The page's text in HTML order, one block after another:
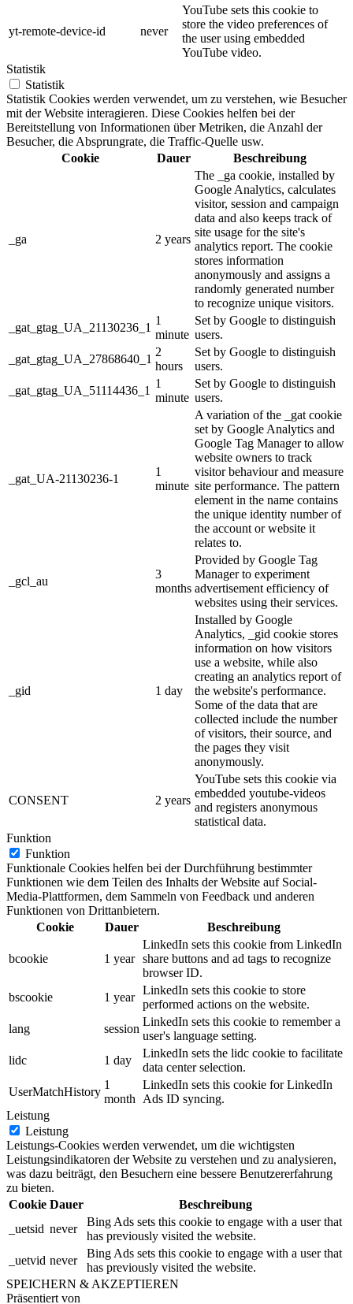
yt-remote-device-id never
YouTube sets this cookie to
store the video preferences of
the user using embedded
YouTube video.
Statistik
Statistik
Statistik Cookies werden verwendet, um zu verstehen, wie Besucher
mit der Website interagieren. Diese Cookies helfen bei der
Bereitstellung von Informationen über Metriken, die Anzahl der
Besucher, die Absprungrate, die Traffic-Quelle usw.
Cookie
Dauer Beschreibung
_ga 2 years
The _ga cookie, installed by
Google Analytics, calculates
visitor, session and campaign
data and also keeps track of
site usage for the site's
analytics report. The cookie
stores information
anonymously and assigns a
randomly generated number
to recognize unique visitors.
_gat_gtag_UA_21130236_1
1
minute
Set by Google to distinguish
users.
_gat_gtag_UA_27868640_1
2
hours
Set by Google to distinguish
users.
_gat_gtag_UA_51114436_1
1
minute
Set by Google to distinguish
users.
_gat_UA-21130236-1
1
minute
A variation of the _gat cookie
set by Google Analytics and
Google Tag Manager to allow
website owners to track
visitor behaviour and measure
site performance. The pattern
element in the name contains
the unique identity number of
the account or website it
relates to.
_gcl_au
3
months
Provided by Google Tag
Manager to experiment
advertisement efficiency of
websites using their services.
_gid 1 day
Installed by Google
Analytics, _gid cookie stores
information on how visitors
use a website, while also
creating an analytics report of
the website's performance.
Some of the data that are
collected include the number
of visitors, their source, and
the pages they visit
anonymously.
CONSENT 2 years
YouTube sets this cookie via
embedded youtube-videos
and registers anonymous
statistical data.
Funktion
Funktion
Funktionale Cookies helfen bei der Durchführung bestimmter
Funktionen wie dem Teilen des Inhalts der Website auf Social-
Media-Plattformen, dem Sammeln von Feedback und anderen
Funktionen von Drittanbietern.
Cookie
Dauer Beschreibung
bcookie 1 year
LinkedIn sets this cookie from LinkedIn
share buttons and ad tags to recognize
browser ID.
bscookie
1 year
LinkedIn sets this cookie to store
performed actions on the website.
lang
session
LinkedIn sets this cookie to remember a
user's language setting.
lidc
1 day
LinkedIn sets the lidc cookie to facilitate
data center selection.
UserMatchHistory
1
month
LinkedIn sets this cookie for LinkedIn
Ads ID syncing.
Leistung
Leistung
Leistungs-Cookies werden verwendet, um die wichtigsten
Leistungsindikatoren der Website zu verstehen und zu analysieren,
was dazu beiträgt, den Besuchern eine bessere Benutzererfahrung
zu bieten.
Cookie Dauer
Beschreibung
_uetsid never
Bing Ads sets this cookie to engage with a user that
has previously visited the website.
_uetvid never
Bing Ads sets this cookie to engage with a user that
has previously visited the website.
SPEICHERN & AKZEPTIEREN
Präsentiert von